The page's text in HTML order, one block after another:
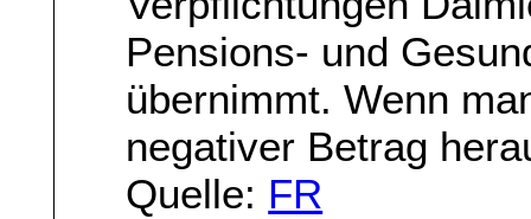
Pensions- und
übernimmt. Wenn
negativer Betrag
Quelle: FR